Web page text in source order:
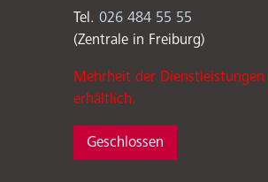
Tel. 026 484 55 55
(Zentrale in Freiburg)
Mehrheit der Dienstleistungen
erhältlich.
Geschlossen